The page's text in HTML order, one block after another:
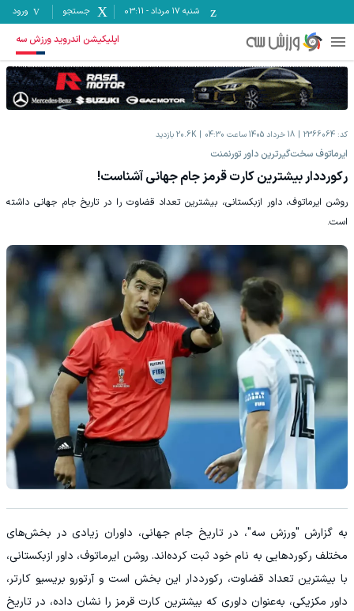
شنبه ۱۷ مرداد -
03:11 جستجو ورود
اپلیکیشن اندروید ورزش سه
کد: 2366064 18 خرداد 1405 ساعت 04:30 20.6K بازدید
ایرماتوف سخت‌گیرترین داور تورنمنت
رکورددار بیشترین کارت قرمز جام جهانی آشناست!
روشن ایرماتوف، داور ازبکستانی، بیشترین تعداد قضاوت را در تاریخ جام جهانی داشته
است.
به گزارش "ورزش سه"، در تاریخ جام جهانی، داوران زیادی در بخش‌های
مختلف رکوردهایی به نام خود ثبت کرده‌اند. روشن ایرماتوف، داور ازبکستانی،
با بیشترین تعداد قضاوت، رکورددار این بخش است و آرتورو بریسیو کارتر،
داور مکزیکی، به‌عنوان داوری که بیشترین کارت قرمز را نشان داده، در تاریخ